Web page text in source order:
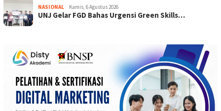
NASIONAL Kamis, 6 Agustus 2026
UNJ Gelar FGD Bahas Urgensi Green Skills…